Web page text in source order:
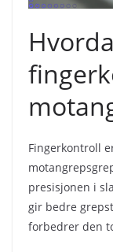
Fingerkontroll
presisjonen i
gir bedre
forbedrer den